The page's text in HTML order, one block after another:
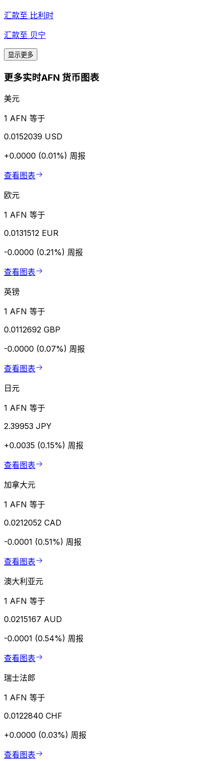
汇款至 比利时
汇款至 贝宁
显示更多
更多实时AFN 货币图表
美元
1 AFN 等于
0.0152039 USD
+0.0000 (0.01%) 周报
查看图表
欧元
1 AFN 等于
0.0131512 EUR
-0.0000 (0.21%) 周报
查看图表
英镑
1 AFN 等于
0.0112692 GBP
-0.0000 (0.07%) 周报
查看图表
日元
1 AFN 等于
2.39953 JPY
+0.0035 (0.15%) 周报
查看图表
加拿大元
1 AFN 等于
0.0212052 CAD
-0.0001 (0.51%) 周报
查看图表
澳大利亚元
1 AFN 等于
0.0215167 AUD
-0.0001 (0.54%) 周报
查看图表
瑞士法郎
1 AFN 等于
0.0122840 CHF
+0.0000 (0.03%) 周报
查看图表